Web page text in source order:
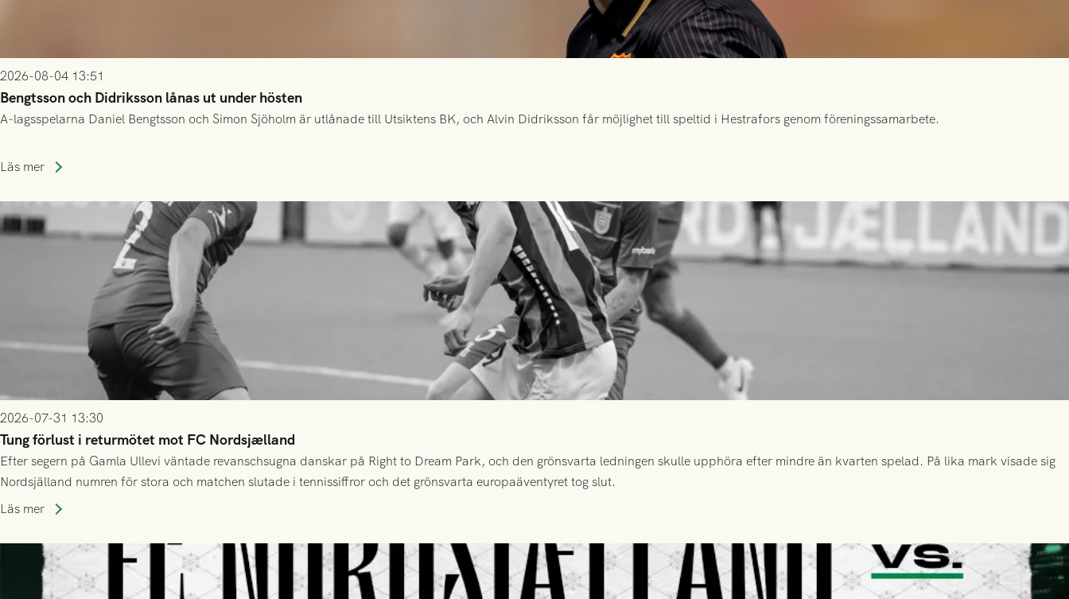
2026-08-04 13:51
Bengtsson och Didriksson lånas ut under hösten
A-lagsspelarna Daniel Bengtsson och Simon Sjöholm är utlånade till Utsiktens BK, och Alvin Didriksson får möjlighet till speltid i Hestrafors genom föreningssamarbete.
Läs mer
2026-07-31 13:30
Tung förlust i returmötet mot FC Nordsjælland
Efter segern på Gamla Ullevi väntade revanschsugna danskar på Right to Dream Park, och den grönsvarta ledningen skulle upphöra efter mindre än kvarten spelad. På lika mark visade sig
Nordsjälland numren för stora och matchen slutade i tennissiffror och det grönsvarta europaäventyret tog slut.
Läs mer